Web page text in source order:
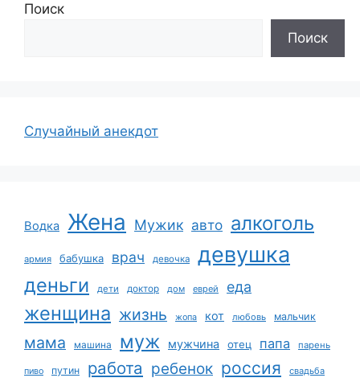
Поиск
Поиск
Случайный анекдот
Водка Жена Мужик авто алкоголь
армия бабушка врач девочка девушка
деньги дети доктор дом еврей еда
женщина жизнь жопа кот любовь мальчик
мама машина муж мужчина отец папа парень
пиво путин работа ребенок россия свадьба